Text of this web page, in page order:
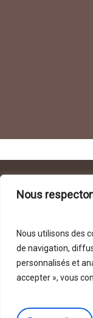
Nous
Nous utilisons des
de navigation,
personnalisés et
accepter », vous
Conditions
confidentialité